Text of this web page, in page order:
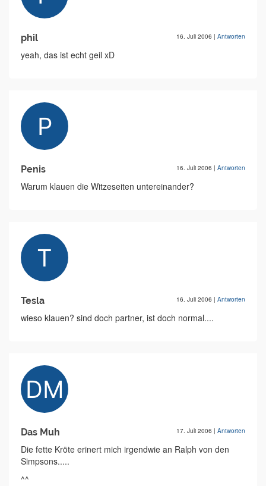
phil 16. Juli 2006 | Antworten
yeah, das ist echt geil xD
Penis 16. Juli 2006 | Antworten
Warum klauen die Witzeseiten untereinander?
Tesla 16. Juli 2006 | Antworten
wieso klauen? sind doch partner, ist doch normal....
Das Muh 17. Juli 2006 | Antworten
Die fette Kröte erinert mich irgendwie an Ralph von den
Simpsons.....
^^